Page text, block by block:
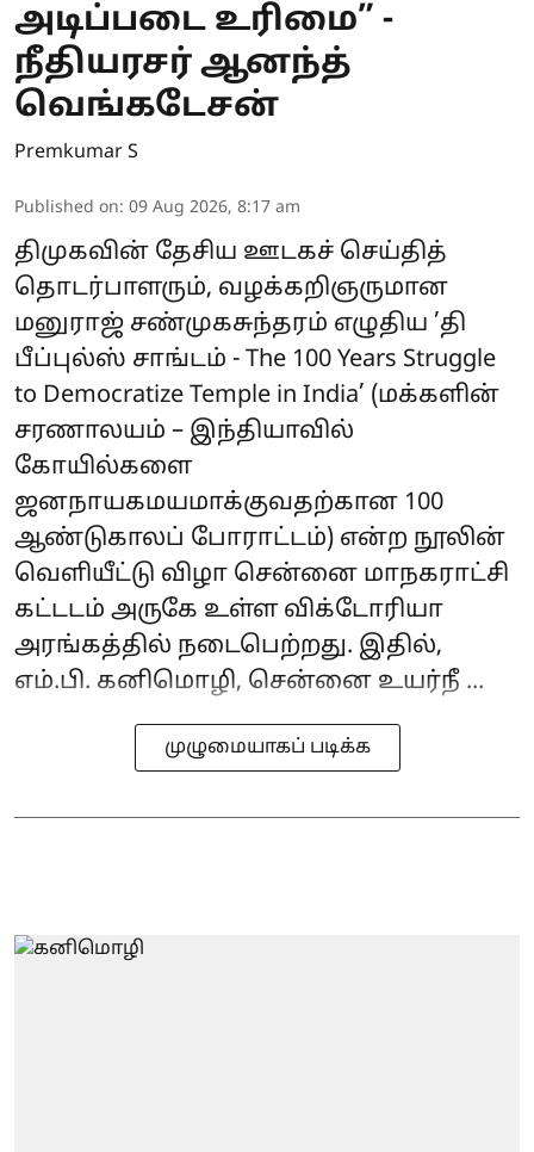
அடிப்படை உரிமை” -
நீதியரசர் ஆனந்த்
வெங்கடேசன்
Premkumar S
Published on: 09 Aug 2026, 8:17 am
திமுகவின் தேசிய ஊடகச் செய்தித்
தொடர்பாளரும், வழக்கறிஞருமான
மனுராஜ் சண்முகசுந்தரம் எழுதிய ’தி
பீப்புல்ஸ் சாங்டம் - The 100 Years Struggle
to Democratize Temple in India’ (மக்களின்
சரணாலயம் – இந்தியாவில்
கோயில்களை
ஜனநாயகமயமாக்குவதற்கான 100
ஆண்டுகாலப் போராட்டம்) என்ற நூலின்
வெளியீட்டு விழா சென்னை மாநகராட்சி
கட்டடம் அருகே உள்ள விக்டோரியா
அரங்கத்தில் நடைபெற்றது. இதில்,
எம்.பி. கனிமொழி, சென்னை உயர்நீ ...
முழுமையாகப் படிக்க